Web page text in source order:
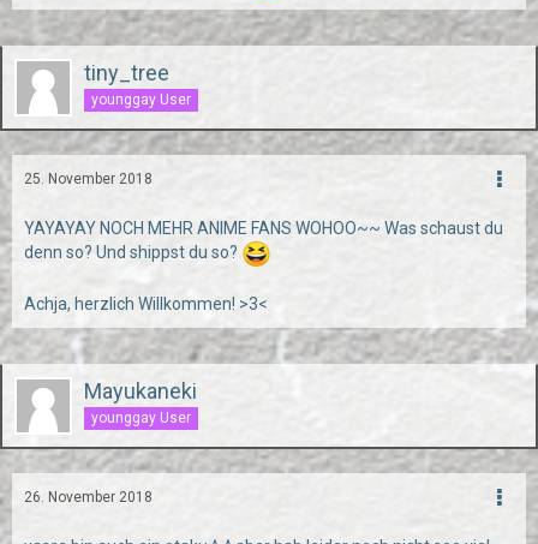
tiny_tree
younggay User
25. November 2018
YAYAYAY NOCH MEHR ANIME FANS WOHOO~~ Was schaust du
denn so? Und shippst du so?
Achja, herzlich Willkommen! >3<
Mayukaneki
younggay User
26. November 2018